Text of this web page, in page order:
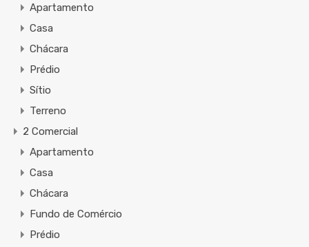
Apartamento
Casa
Chácara
Prédio
Sítio
Terreno
2 Comercial
Apartamento
Casa
Chácara
Fundo de Comércio
Prédio